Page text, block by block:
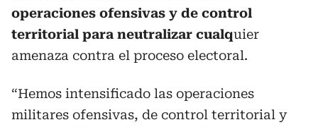
operaciones ofensivas y de control
territorial para neutralizar cualquier
amenaza contra el proceso electoral.
“Hemos intensificado las operaciones
militares ofensivas, de control territorial y